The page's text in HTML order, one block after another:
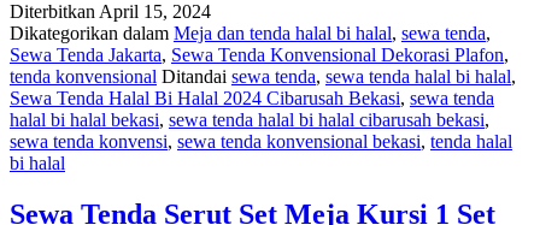
DiterbitkanApril 15, 2024
Dikategorikan dalam Meja dan tenda halal bi halal, sewa tenda,
Sewa Tenda Jakarta, Sewa Tenda Konvensional Dekorasi Plafon,
tenda konvensional Ditandai sewa tenda, sewa tenda halal bi halal,
Sewa Tenda Halal Bi Halal 2024 Cibarusah Bekasi, sewa tenda
halal bi halal bekasi, sewa tenda halal bi halal cibarusah bekasi,
sewa tenda konvensi, sewa tenda konvensional bekasi, tenda halal
bi halal
Sewa Tenda Serut Set Meja Kursi 1 Set